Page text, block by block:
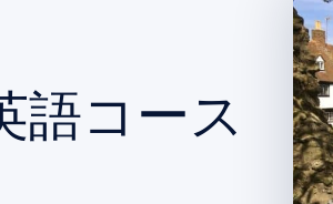
語コース